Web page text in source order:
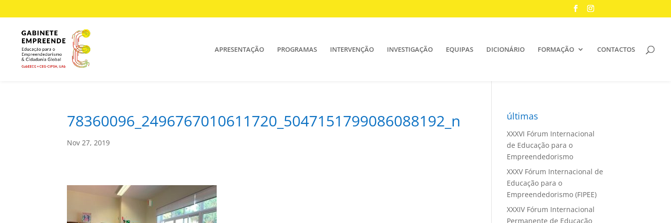
APRESENTAÇÃO PROGRAMAS INTERVENÇÃO INVESTIGAÇÃO EQUIPAS DICIONÁRIO FORMAÇÃO CONTACTOS
78360096_2496767010611720_5047151799086088192_n
Nov 27, 2019
últimas
XXXVI Fórum Internacional
de Educação para o
Empreendedorismo
XXXV Fórum Internacional de
Educação para o
Empreendedorismo (FIPEE)
XXXIV Fórum Internacional
Permanente de Educação